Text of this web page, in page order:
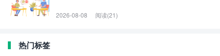
2026-08-08 阅读(21)
热门标签